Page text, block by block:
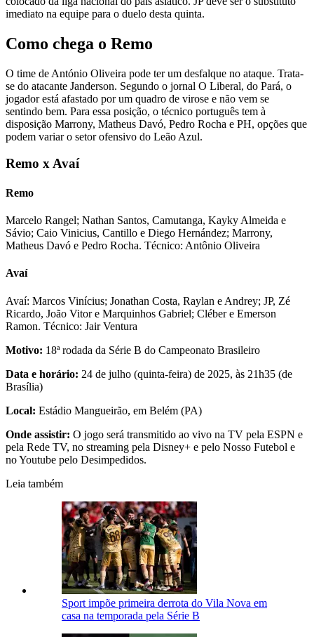
imediato na equipe para o duelo desta quinta.
Como chega o Remo
O time de António Oliveira pode ter um desfalque no ataque. Trata-
se do atacante Janderson. Segundo o jornal O Liberal, do Pará, o
jogador está afastado por um quadro de virose e não vem se
sentindo bem. Para essa posição, o técnico português tem à
disposição Marrony, Matheus Davó, Pedro Rocha e PH, opções que
podem variar o setor ofensivo do Leão Azul.
Remo x Avaí
Remo
Marcelo Rangel; Nathan Santos, Camutanga, Kayky Almeida e
Sávio; Caio Vinicius, Cantillo e Diego Hernández; Marrony,
Matheus Davó e Pedro Rocha. Técnico: Antônio Oliveira
Avaí
Avaí: Marcos Vinícius; Jonathan Costa, Raylan e Andrey; JP, Zé
Ricardo, João Vitor e Marquinhos Gabriel; Cléber e Emerson
Ramon. Técnico: Jair Ventura
Motivo: 18ª rodada da Série B do Campeonato Brasileiro
Data e horário: 24 de julho (quinta-feira) de 2025, às 21h35 (de
Brasília)
Local: Estádio Mangueirão, em Belém (PA)
Onde assistir: O jogo será transmitido ao vivo na TV pela ESPN e
pela Rede TV, no streaming pela Disney+ e pelo Nosso Futebol e
no Youtube pelo Desimpedidos.
Leia também
Sport impõe primeira derrota do Vila Nova em
casa na temporada pela Série B